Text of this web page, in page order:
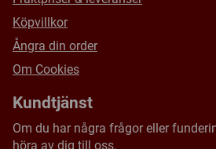
Köpvillkor
Ångra din order
Om Cookies
Kundtjänst
Om du har några frågor eller
höra av dig till oss.